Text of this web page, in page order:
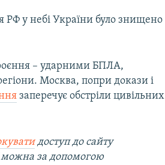
РФ у небі України було знищено
– ударними БПЛА,
Москва, попри докази і
заперечує обстріли цивільних
доступ до сайту
можна за допомогою